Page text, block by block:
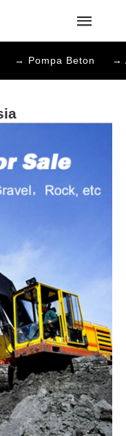
→ Pompa Beton →